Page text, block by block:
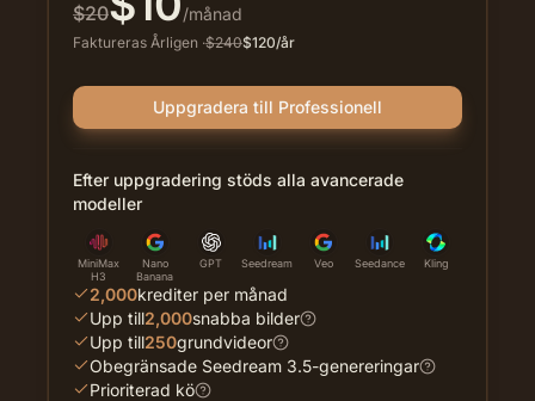
$20 /månad
Faktureras Årligen ·$240$120/år
Uppgradera till Professionell
Efter uppgradering stöds alla avancerade
modeller
MiniMax
H3
Nano
Banana
GPT Seedream Veo Seedance Kling
2,000krediter per månad
Upp till2,000snabba bilder
Upp till250grundvideor
Obegränsade Seedream 3.5-genereringar
Prioriterad kö